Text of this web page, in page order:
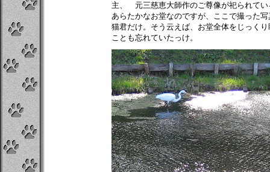
主、 元三慈恵大師作のご尊像が祀られてい
あらたかなお堂なのですが、ここで撮った写
猫君だけ。そう云えば、お堂全体をじっくり
ことも忘れていたっけ。